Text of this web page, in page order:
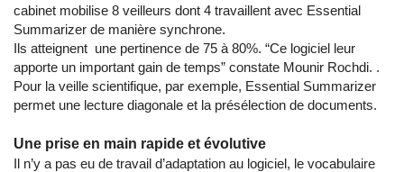
cabinet mobilise 8 veilleurs dont 4 travaillent avec Essential
Summarizer de manière synchrone.
Ils atteignent une pertinence de 75 à 80%. “Ce logiciel leur
apporte un important gain de temps” constate Mounir Rochdi. .
Pour la veille scientifique, par exemple, Essential Summarizer
permet une lecture diagonale et la présélection de documents.
Une prise en main rapide et évolutive
Il n’y a pas eu de travail d’adaptation au logiciel, le vocabulaire